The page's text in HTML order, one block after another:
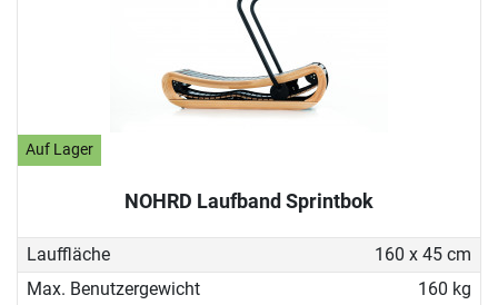
Auf Lager
NOHRD Laufband Sprintbok
Lauffläche
160 x 45 cm
Max. Benutzergewicht
160 kg